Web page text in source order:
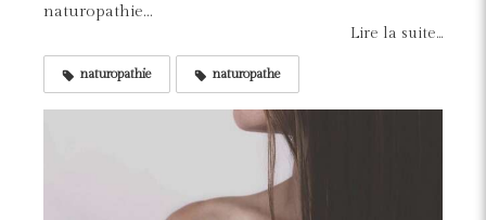
naturopathie...
Lire la suite...
naturopathie naturopathe